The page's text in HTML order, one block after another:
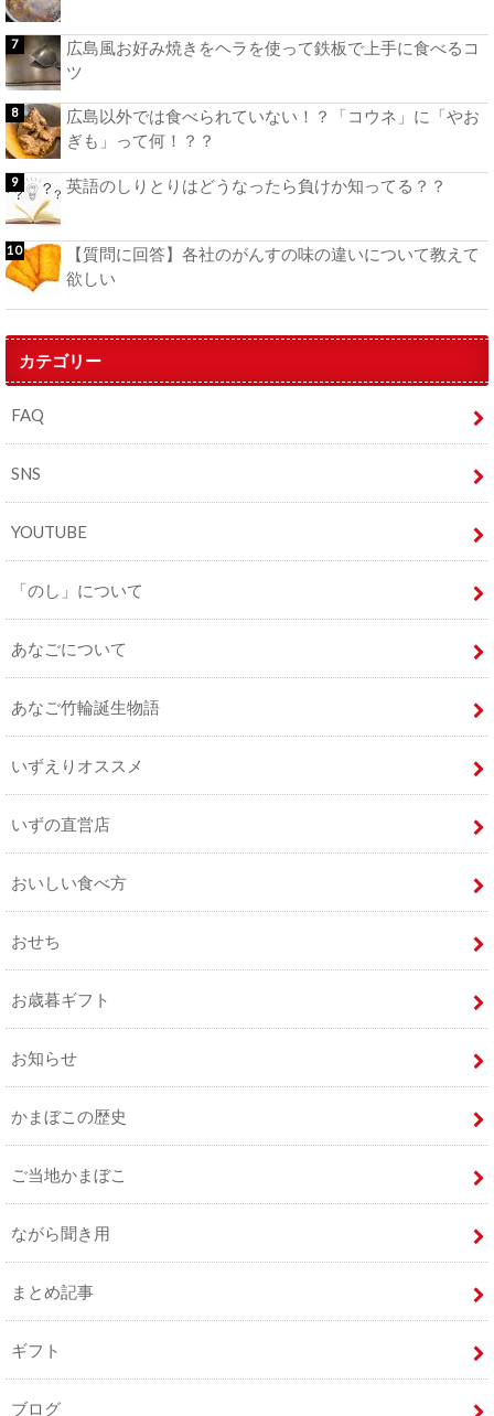
広島風お好み焼きをヘラを使って鉄板で上手に食べるコ
ツ
広島以外では食べられていない！？「コウネ」に「やお
ぎも」って何！？？
英語のしりとりはどうなったら負けか知ってる？？
【質問に回答】各社のがんすの味の違いについて教えて
欲しい
カテゴリー
FAQ
SNS
YOUTUBE
「のし」について
あなごについて
あなご竹輪誕生物語
いずえりオススメ
いずの直営店
おいしい食べ方
おせち
お歳暮ギフト
お知らせ
かまぼこの歴史
ご当地かまぼこ
ながら聞き用
まとめ記事
ギフト
ブログ